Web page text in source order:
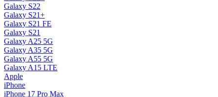
Galaxy S22
Galaxy S21+
Galaxy S21 FE
Galaxy S21
Galaxy A25 5G
Galaxy A35 5G
Galaxy A55 5G
Galaxy A15 LTE
Apple
iPhone
iPhone 17 Pro Max